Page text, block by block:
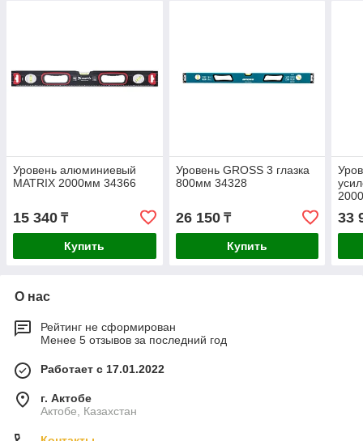
Уровень алюминиевый
MATRIX 2000мм 34366
15 340 ₸
Купить
Уровень GROSS 3 глазка
800мм 34328
26 150₸
Купить
33
О нас
Рейтинг не сформирован
Менее 5 отзывов за последний год
Работает с 17.01.2022
г. Актобе
Актобе, Казахстан